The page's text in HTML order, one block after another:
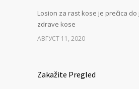
Losion za rast kose je prečica do
zdrave kose
АВГУСТ 11, 2020
Zakažite Pregled